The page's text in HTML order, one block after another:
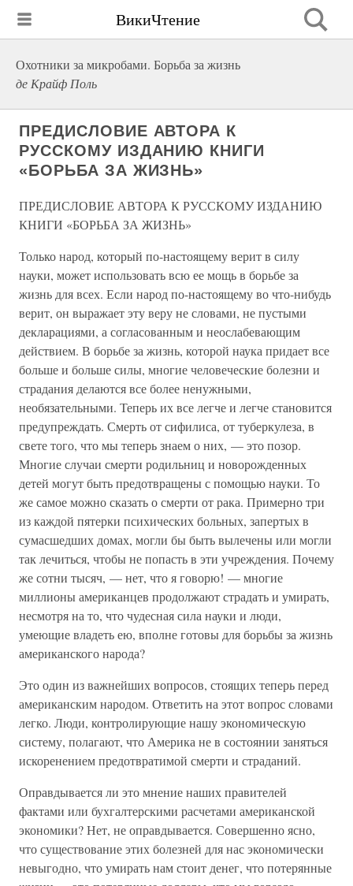
ВикиЧтение
Охотники за микробами. Борьба за жизнь
де Крайф Поль
ПРЕДИСЛОВИЕ АВТОРА К
РУССКОМУ ИЗДАНИЮ КНИГИ
«БОРЬБА ЗА ЖИЗНЬ»
ПРЕДИСЛОВИЕ АВТОРА К РУССКОМУ ИЗДАНИЮ
КНИГИ «БОРЬБА ЗА ЖИЗНЬ»
Только народ, который по-настоящему верит в силу
науки, может использовать всю ее мощь в борьбе за
жизнь для всех. Если народ по-настоящему во что-нибудь
верит, он выражает эту веру не словами, не пустыми
декларациями, а согласованным и неослабевающим
действием. В борьбе за жизнь, которой наука придает все
больше и больше силы, многие человеческие болезни и
страдания делаются все более ненужными,
необязательными. Теперь их все легче и легче становится
предупреждать. Смерть от сифилиса, от туберкулеза, в
свете того, что мы теперь знаем о них, — это позор.
Многие случаи смерти родильниц и новорожденных
детей могут быть предотвращены с помощью науки. То
же самое можно сказать о смерти от рака. Примерно три
из каждой пятерки психических больных, запертых в
сумасшедших домах, могли бы быть вылечены или могли
так лечиться, чтобы не попасть в эти учреждения. Почему
же сотни тысяч, — нет, что я говорю! — многие
миллионы американцев продолжают страдать и умирать,
несмотря на то, что чудесная сила науки и люди,
умеющие владеть ею, вполне готовы для борьбы за жизнь
американского народа?
Это один из важнейших вопросов, стоящих теперь перед
американским народом. Ответить на этот вопрос словами
легко. Люди, контролирующие нашу экономическую
систему, полагают, что Америка не в состоянии заняться
искоренением предотвратимой смерти и страданий.
Оправдывается ли это мнение наших правителей
фактами или бухгалтерскими расчетами американской
экономики? Нет, не оправдывается. Совершенно ясно,
что существование этих болезней для нас экономически
невыгодно, что умирать нам стоит денег, что потерянные